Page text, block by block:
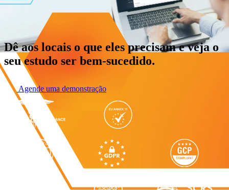
Dê aos locais o que eles precisam e veja o
seu estudo ser bem-sucedido.
Agende uma demonstração